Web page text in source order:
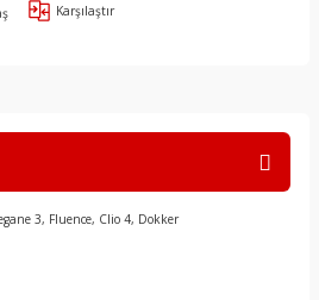
Karşılaştır
3, Fluence, Clio 4, Dokker